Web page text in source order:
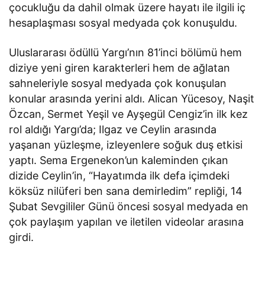
çocukluğu da dahil olmak üzere hayatı ile ilgili iç
hesaplaşması sosyal medyada çok konuşuldu.
Uluslararası ödüllü Yargı’nın 81’inci bölümü hem
diziye yeni giren karakterleri hem de ağlatan
sahneleriyle sosyal medyada çok konuşulan
konular arasında yerini aldı. Alican Yücesoy, Naşit
Özcan, Sermet Yeşil ve Ayşegül Cengiz’in ilk kez
rol aldığı Yargı’da; Ilgaz ve Ceylin arasında
yaşanan yüzleşme, izleyenlere soğuk duş etkisi
yaptı. Sema Ergenekon’un kaleminden çıkan
dizide Ceylin’in, “Hayatımda ilk defa içimdeki
köksüz nilüferi ben sana demirledim” repliği, 14
Şubat Sevgililer Günü öncesi sosyal medyada en
çok paylaşım yapılan ve iletilen videolar arasına
girdi.